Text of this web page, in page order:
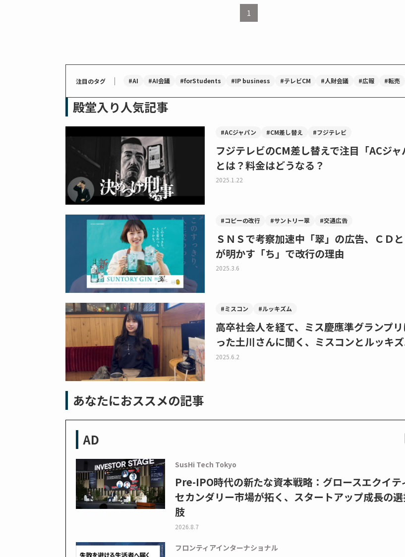
1
注目のタグ ｜ #AI #AI会議 #forStudents #IP business #テレビCM #人財会議 #広報 #転売
殿堂入り人気記事
#ACジャパン #CM差し替え #フジテレビ
フジテレビのCM差し替えで注目「ACジャ
とは？料金はどうなる？
2025.1.22
#コピーの改行 #サントリー翠 #交通広告
ＳＮＳで考察加速中「翠」の広告、ＣＤ
が明かす「ち」で改行の理由
2025.3.6
#ミスコン #ルッキズム
高卒社会人を経て、ミス慶應準グランプ
った土川さんに聞く、ミスコンとルッキ
2025.6.2
あなたにおススメの記事
AD
SusHi Tech Tokyo
Pre-IPO時代の新たな資本戦略：グロースエクイテ
セカンダリー市場が拓く、スタートアップ成長の
肢
2026.8.7
フロンティアインターナショナル